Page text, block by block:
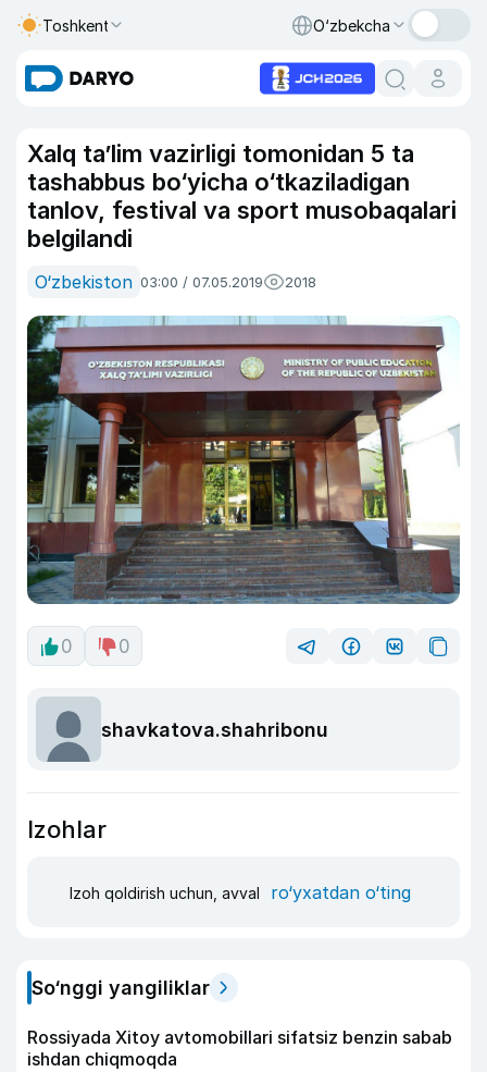
Toshkent O‘zbekcha
Xalq ta’lim vazirligi tomonidan 5 ta
tashabbus bo‘yicha o‘tkaziladigan
tanlov, festival va sport musobaqalari
belgilandi
O‘zbekiston 03:00 / 07.05.2019 2018
0 0
shavkatova.shahribonu
Izohlar
Izoh qoldirish uchun, avval ro‘yxatdan o‘ting
So‘nggi yangiliklar
Rossiyada Xitoy avtomobillari sifatsiz benzin sabab
ishdan chiqmoqda